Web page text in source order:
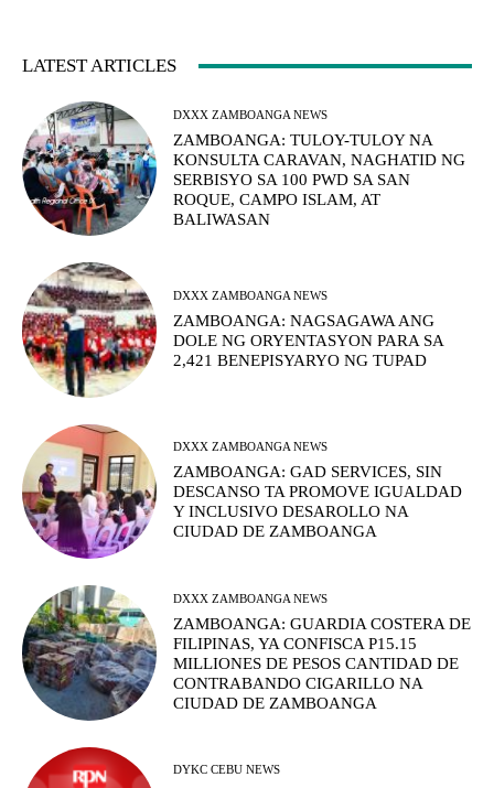
LATEST ARTICLES
DXXX ZAMBOANGA NEWS
ZAMBOANGA: TULOY-TULOY NA
KONSULTA CARAVAN, NAGHATID NG
SERBISYO SA 100 PWD SA SAN
ROQUE, CAMPO ISLAM, AT
BALIWASAN
DXXX ZAMBOANGA NEWS
ZAMBOANGA: NAGSAGAWA ANG
DOLE NG ORYENTASYON PARA SA
2,421 BENEPISYARYO NG TUPAD
DXXX ZAMBOANGA NEWS
ZAMBOANGA: GAD SERVICES, SIN
DESCANSO TA PROMOVE IGUALDAD
Y INCLUSIVO DESAROLLO NA
CIUDAD DE ZAMBOANGA
DXXX ZAMBOANGA NEWS
ZAMBOANGA: GUARDIA COSTERA DE
FILIPINAS, YA CONFISCA P15.15
MILLIONES DE PESOS CANTIDAD DE
CONTRABANDO CIGARILLO NA
CIUDAD DE ZAMBOANGA
DYKC CEBU NEWS